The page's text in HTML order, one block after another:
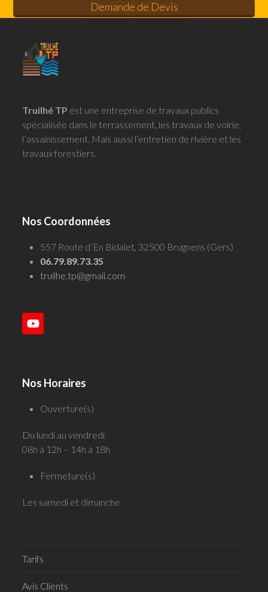
Demande de Devis
Truilhé TP est une entreprise de travaux publics
spécialisée dans le terrassement, les travaux de voirie,
l’assainissement. Mais aussi l’entretien de rivière et les
travaux forestiers.
Nos Coordonnées
557 Route d’En Bidalet, 32500 Brugnens (Gers)
06.79.89.73.35
truilhe.tp@gmail.com
YouTube
Nos Horaires
Ouverture(s)
Du lundi au vendredi
08h à 12h – 14h à 18h
Fermeture(s)
Les samedi et dimanche
Tarifs
Avis Clients